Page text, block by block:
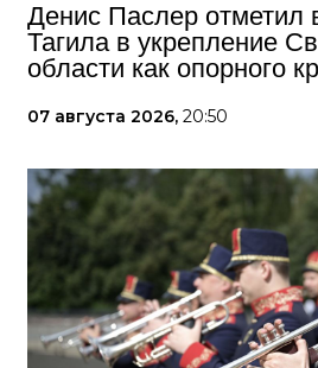
Денис Паслер отметил
Тагила в укрепление
области как опорного
07 августа 2026, 20:50